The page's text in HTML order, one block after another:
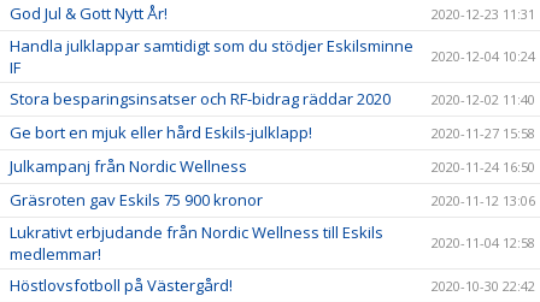
God Jul & Gott Nytt År! 2020-12-23 11:31
Handla julklappar samtidigt som du stödjer Eskilsminne
IF
2020-12-04 10:24
Stora besparingsinsatser och RF-bidrag räddar 2020 2020-12-02 11:40
Ge bort en mjuk eller hård Eskils-julklapp! 2020-11-27 15:58
Julkampanj från Nordic Wellness 2020-11-24 16:50
Gräsroten gav Eskils 75 900 kronor 2020-11-12 13:06
Lukrativt erbjudande från Nordic Wellness till Eskils
medlemmar!
2020-11-04 12:58
Höstlovsfotboll på Västergård! 2020-10-30 22:42